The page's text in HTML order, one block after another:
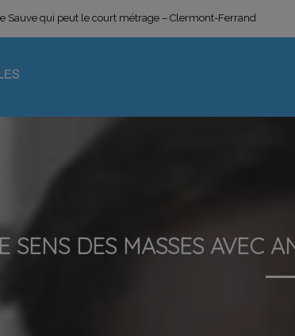
Sauve qui peut le court métrage – Clermont-Ferrand
SENS DES MASSES AVEC